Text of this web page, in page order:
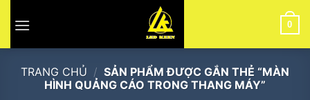
0
TRANG CHỦ / SẢN PHẨM ĐƯỢC GẮN THẺ “MÀN
HÌNH QUẢNG CÁO TRONG THANG MÁY”